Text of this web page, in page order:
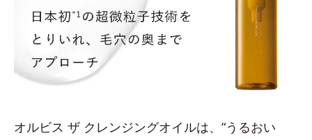
オルビス ザ クレンジングオイルは、“うるおい